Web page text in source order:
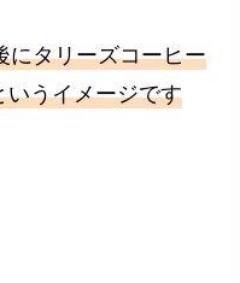
にタリーズコーヒー
いうイメージです